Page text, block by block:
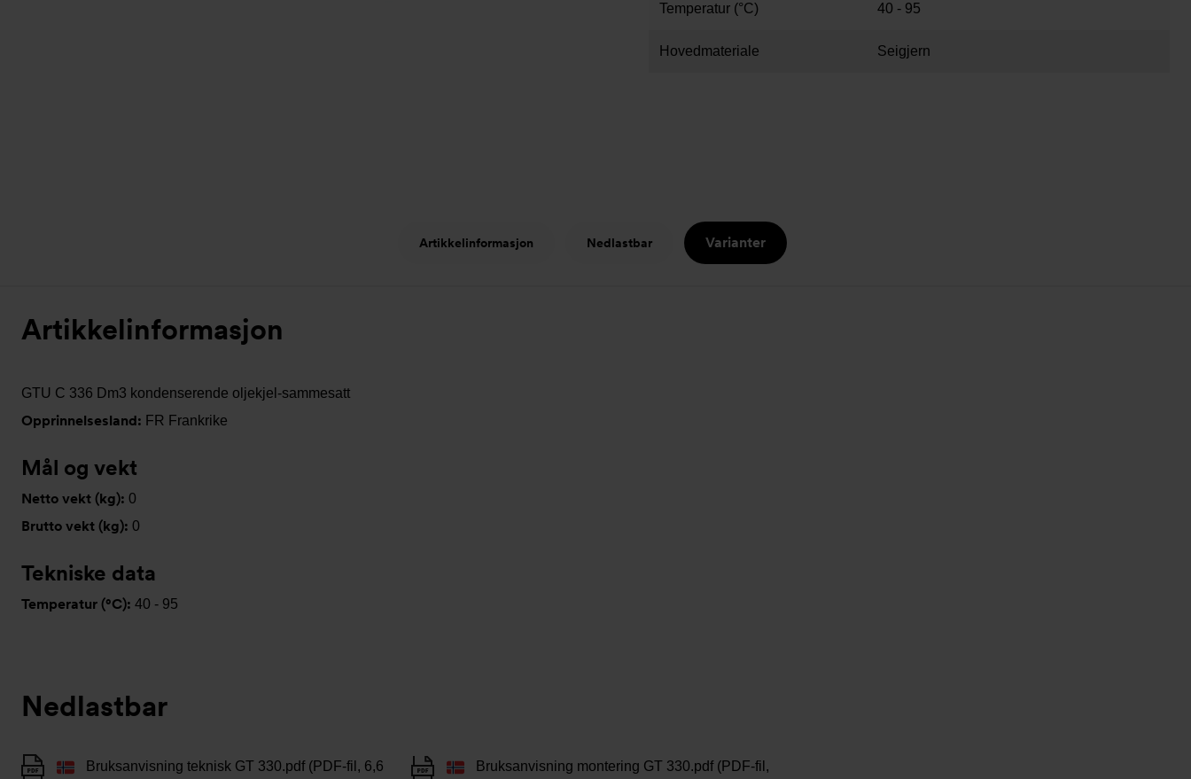
Temperatur (°C) 40 - 95
Hovedmateriale Seigjern
Artikkelinformasjon Nedlastbar Varianter
Artikkelinformasjon
GTU C 336 Dm3 kondenserende oljekjel-sammesatt
Opprinnelsesland: FR Frankrike
Mål og vekt
Netto vekt (kg): 0
Brutto vekt (kg): 0
Tekniske data
Temperatur (°C): 40 - 95
Nedlastbar
Bruksanvisning teknisk GT 330.pdf (PDF-fil, 6,6
Bruksanvisning montering GT 330.pdf (PDF-fil,